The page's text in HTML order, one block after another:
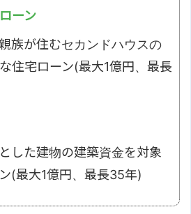
ーン
族が住むセカンドハウスの
住宅ローン(最大1億円、最長
した建物の建築資金を対象
(最大1億円、最長35年)